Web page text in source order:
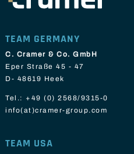
TEAM GERMANY
C. Cramer & Co. GmbH
Eper Straße 45 - 47
D- 48619 Heek
Tel.: +49 (0) 2568/9315-0
info(at)cramer-group.com
TEAM USA